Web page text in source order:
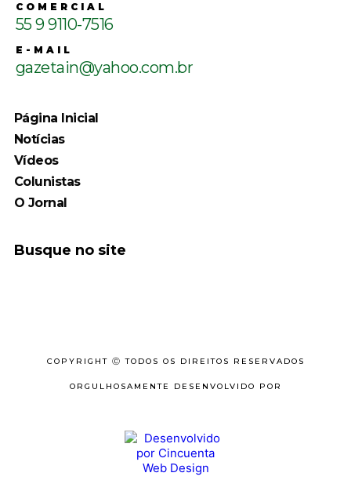
COMERCIAL
55 9 9110-7516
E-MAIL
gazetain@yahoo.com.br
Página Inicial
Notícias
Vídeos
Colunistas
O Jornal
Busque no site
COPYRIGHT Ⓒ TODOS OS DIREITOS RESERVADOS
ORGULHOSAMENTE DESENVOLVIDO POR